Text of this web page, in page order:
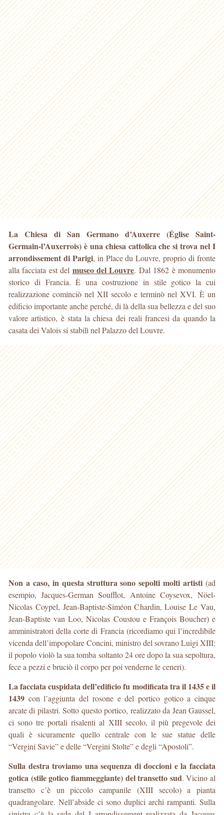
La Chiesa di San Germano d’Auxerre (Église Saint-
Germain-l’Auxerrois) è una chiesa cattolica che si trova nel I
arrondissement di Parigi, in Place du Louvre, proprio di fronte
alla facciata est del museo del Louvre. Dal 1862 è monumento
storico di Francia. È una costruzione in stile gotico la cui
realizzazione cominciò nel XII secolo e terminò nel XVI. È un
edificio importante anche perché, di là della sua bellezza e del suo
valore artistico, è stata la chiesa dei reali francesi da quando la
casata dei Valois si stabilì nel Palazzo del Louvre.
Non a caso, in questa struttura sono sepolti molti artisti (ad
esempio, Jacques-German Soufflot, Antoine Coysevox, Nöel-
Nicolas Coypel, Jean-Baptiste-Siméon Chardin, Louise Le Vau,
Jean-Baptiste van Loo, Nicolas Coustou e François Boucher) e
amministratori della corte di Francia (ricordiamo qui l’incredibile
vicenda dell’impopolare Concini, ministro del sovrano Luigi XIII:
il popolo violò la sua tomba soltanto 24 ore dopo la sua sepoltura,
fece a pezzi e bruciò il corpo per poi venderne le ceneri).
La facciata cuspidata dell’edificio fu modificata tra il 1435 e il
1439 con l’aggiunta del rosone e del portico gotico a cinque
arcate di pilastri. Sotto questo portico, realizzato da Jean Gaussel,
ci sono tre portali risalenti al XIII secolo, il più pregevole dei
quali è sicuramente quello centrale con le sue statue delle
“Vergini Savie” e delle “Vergini Stolte” e degli “Apostoli”.
Sulla destra troviamo una sequenza di doccioni e la facciata
gotica (stile gotico fiammeggiante) del transetto sud. Vicino al
transetto c’è un piccolo campanile (XIII secolo) a pianta
quadrangolare. Nell’abside ci sono duplici archi rampanti. Sulla